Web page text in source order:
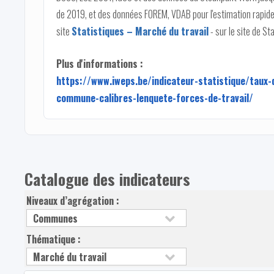
de 2019, et des données FOREM, VDAB pour l'estimation
site Statistiques – Marché du travail- sur le site de
Plus d'informations :
https://www.iweps.be/indicateur-statistique/
commune-calibres-lenquete-forces-de-travail/
Catalogue des indicateurs
Niveaux d’agrégation :
Thématique :